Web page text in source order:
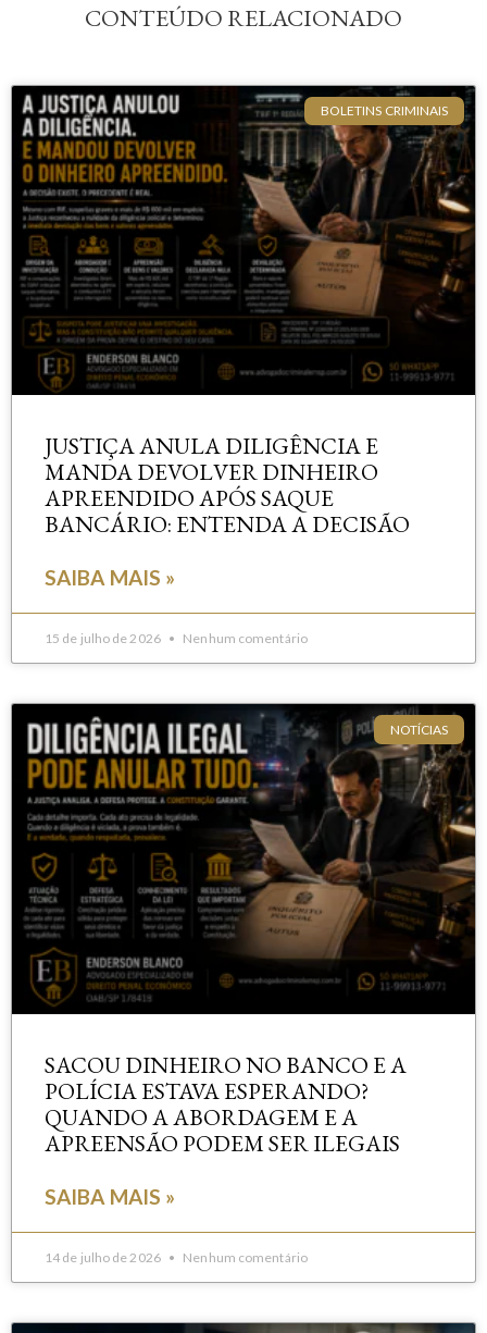
CONTEÚDO RELACIONADO
BOLETINS CRIMINAIS
JUSTIÇA ANULA DILIGÊNCIA E
MANDA DEVOLVER DINHEIRO
APREENDIDO APÓS SAQUE
BANCÁRIO: ENTENDA A DECISÃO
SAIBA MAIS »
15 de julho de 2026 Nenhum comentário
NOTÍCIAS
SACOU DINHEIRO NO BANCO E A
POLÍCIA ESTAVA ESPERANDO?
QUANDO A ABORDAGEM E A
APREENSÃO PODEM SER ILEGAIS
SAIBA MAIS »
14 de julho de 2026 Nenhum comentário